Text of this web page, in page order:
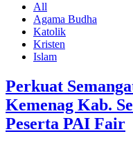
All
Agama Budha
Katolik
Kristen
Islam
Perkuat
Kemenag Kab.
Peserta PAI Fair